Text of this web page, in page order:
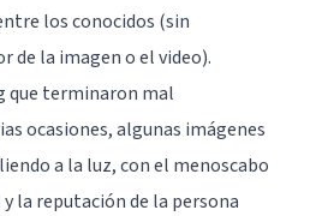
los conocidos (sin
la imagen o el video).
que terminaron mal
ocasiones, algunas imágenes
a la luz, con el menoscabo
la reputación de la persona